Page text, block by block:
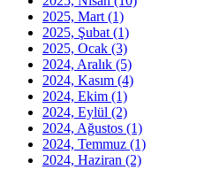
2025, Mart (1)
2025, Şubat (1)
2025, Ocak (3)
2024, Aralık (5)
2024, Kasım (4)
2024, Ekim (1)
2024, Eylül (2)
2024, Ağustos (1)
2024, Temmuz (1)
2024, Haziran (2)